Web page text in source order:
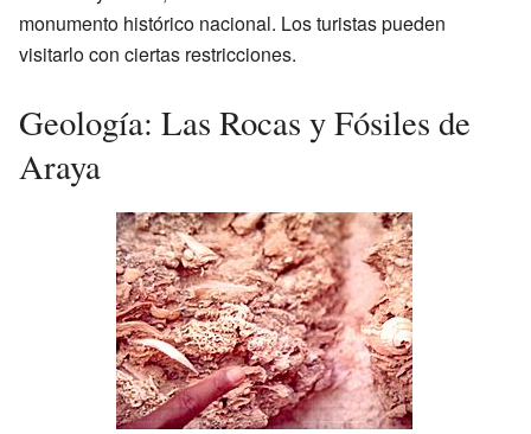
monumento histórico nacional. Los turistas pueden
visitarlo con ciertas restricciones.
Geología: Las Rocas y Fósiles de
Araya